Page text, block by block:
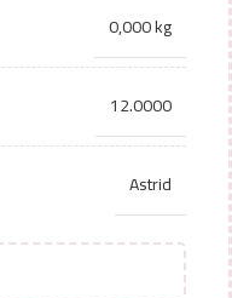
0,000 kg
12.0000
Astrid